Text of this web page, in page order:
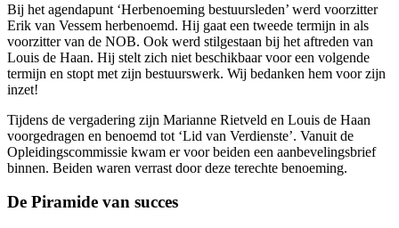
Bij het agendapunt ‘Herbenoeming bestuursleden’ werd voorzitter
Erik van Vessem herbenoemd. Hij gaat een tweede termijn in als
voorzitter van de NOB. Ook werd stilgestaan bij het aftreden van
Louis de Haan. Hij stelt zich niet beschikbaar voor een volgende
termijn en stopt met zijn bestuurswerk. Wij bedanken hem voor zijn
inzet!
Tijdens de vergadering zijn Marianne Rietveld en Louis de Haan
voorgedragen en benoemd tot ‘Lid van Verdienste’. Vanuit de
Opleidingscommissie kwam er voor beiden een aanbevelingsbrief
binnen. Beiden waren verrast door deze terechte benoeming.
De Piramide van succes